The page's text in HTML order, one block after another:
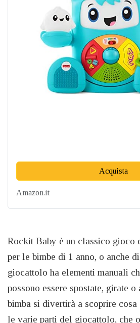
Acquista
Amazon.it
Rockit Baby è un classico gioco
per le bimbe di 1 anno, o anche
giocattolo ha elementi manuali
possono essere spostate, girate
bimba si divertirà a scoprire cosa
le varie parti del giocattolo, che